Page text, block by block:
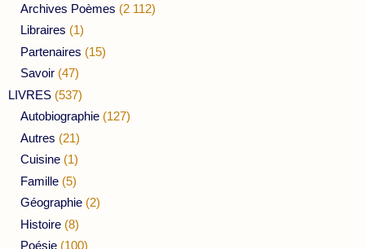
Archives Poèmes (2 112)
Libraires (1)
Partenaires (15)
Savoir (47)
LIVRES (537)
Autobiographie (127)
Autres (21)
Cuisine (1)
Famille (5)
Géographie (2)
Histoire (8)
Poésie (100)